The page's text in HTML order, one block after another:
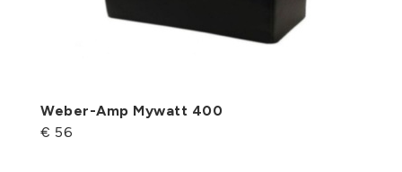
Weber-Amp Mywatt 400
€ 56